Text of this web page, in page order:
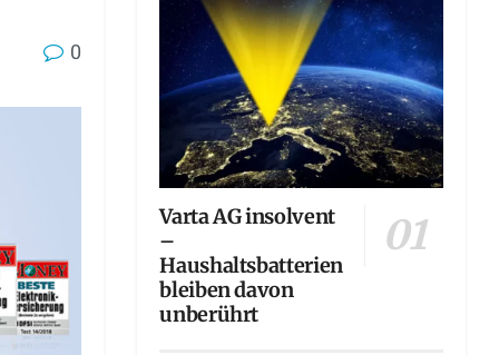
0
Varta AG insolvent
–
Haushaltsbatterien
bleiben davon
unberührt